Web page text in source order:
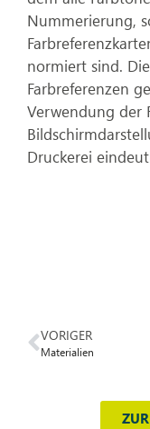
Nummerierung,
normiert sind.
Farbreferenzen
Verwendung der
Druckerei
VORIGER
Materialien